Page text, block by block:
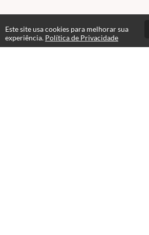
Este site usa cookies para melhorar sua
experiência. Política de Privacidade